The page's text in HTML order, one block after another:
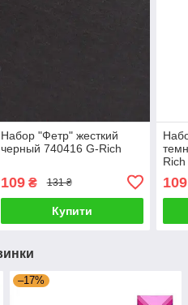
Набор "Фетр" жесткий
черный 740416 G-Rich
109₴ 131 ₴
Купити
Rich
109
–17%